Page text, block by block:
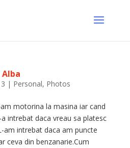
| Personal, Photos
motorina la masina iar cand
intrebat daca vreau sa platesc
am intrebat daca am puncte
ceva din benzanarie.Cum